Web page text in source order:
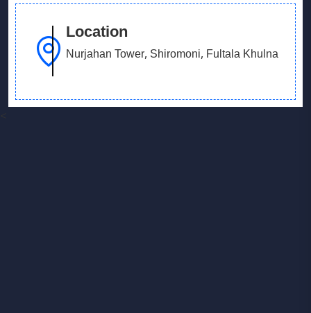
Location
Nurjahan Tower, Shiromoni, Fultala Khulna